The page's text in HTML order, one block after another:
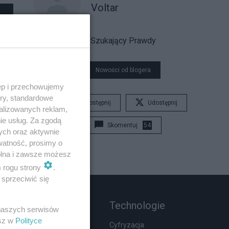
Voltar
Szukający Prawdy
Nowości od blogera
Udostępnij Udostępnij
Skomentuj 54
Rozmaitości
Zdrowie
Technologie
Cyfryzacja
i przechowujemy
standardowe
reklam,
usług. Za zgodą
oraz aktywnie
prosimy o
i zawsze możesz
rogu strony
.
się
serwisów
w Polityce